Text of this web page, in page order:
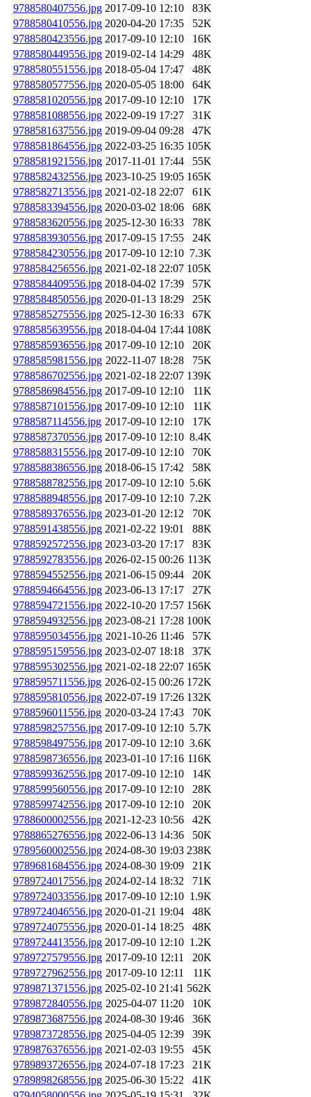
9788580407556.jpg 2017-09-10 12:10
83K
9788580410556.jpg 2020-04-20 17:35
52K
9788580423556.jpg 2017-09-10 12:10
16K
9788580449556.jpg 2019-02-14 14:29
48K
9788580551556.jpg 2018-05-04 17:47
48K
9788580577556.jpg 2020-05-05 18:00
64K
9788581020556.jpg 2017-09-10 12:10
17K
9788581088556.jpg 2022-09-19 17:27
31K
9788581637556.jpg 2019-09-04 09:28
47K
9788581864556.jpg 2022-03-25 16:35 105K
9788581921556.jpg 2017-11-01 17:44
55K
9788582432556.jpg 2023-10-25 19:05 165K
9788582713556.jpg 2021-02-18 22:07
61K
9788583394556.jpg 2020-03-02 18:06
68K
9788583620556.jpg 2025-12-30 16:33
78K
9788583930556.jpg 2017-09-15 17:55
24K
9788584230556.jpg 2017-09-10 12:10 7.3K
9788584256556.jpg 2021-02-18 22:07 105K
9788584409556.jpg 2018-04-02 17:39
57K
9788584850556.jpg 2020-01-13 18:29
25K
9788585275556.jpg 2025-12-30 16:33
67K
9788585639556.jpg 2018-04-04 17:44 108K
9788585936556.jpg 2017-09-10 12:10
20K
9788585981556.jpg 2022-11-07 18:28
75K
9788586702556.jpg 2021-02-18 22:07 139K
9788586984556.jpg 2017-09-10 12:10
11K
9788587101556.jpg 2017-09-10 12:10
11K
9788587114556.jpg 2017-09-10 12:10
17K
9788587370556.jpg 2017-09-10 12:10 8.4K
9788588315556.jpg 2017-09-10 12:10
70K
9788588386556.jpg 2018-06-15 17:42
58K
9788588782556.jpg 2017-09-10 12:10 5.6K
9788588948556.jpg 2017-09-10 12:10 7.2K
9788589376556.jpg 2023-01-20 12:12
70K
9788591438556.jpg 2021-02-22 19:01
88K
9788592572556.jpg 2023-03-20 17:17
83K
9788592783556.jpg 2026-02-15 00:26 113K
9788594552556.jpg 2021-06-15 09:44
20K
9788594664556.jpg 2023-06-13 17:17
27K
9788594721556.jpg 2022-10-20 17:57 156K
9788594932556.jpg 2023-08-21 17:28 100K
9788595034556.jpg 2021-10-26 11:46
57K
9788595159556.jpg 2023-02-07 18:18
37K
9788595302556.jpg 2021-02-18 22:07 165K
9788595711556.jpg 2026-02-15 00:26 172K
9788595810556.jpg 2022-07-19 17:26 132K
9788596011556.jpg 2020-03-24 17:43
70K
9788598257556.jpg 2017-09-10 12:10 5.7K
9788598497556.jpg 2017-09-10 12:10 3.6K
9788598736556.jpg 2023-01-10 17:16 116K
9788599362556.jpg 2017-09-10 12:10
14K
9788599560556.jpg 2017-09-10 12:10
28K
9788599742556.jpg 2017-09-10 12:10
20K
9788600002556.jpg 2021-12-23 10:56
42K
9788865276556.jpg 2022-06-13 14:36
50K
9789560002556.jpg 2024-08-30 19:03 238K
9789681684556.jpg 2024-08-30 19:09
21K
9789724017556.jpg 2024-02-14 18:32
71K
9789724033556.jpg 2017-09-10 12:10 1.9K
9789724046556.jpg 2020-01-21 19:04
48K
9789724075556.jpg 2020-01-14 18:25
48K
9789724413556.jpg 2017-09-10 12:10 1.2K
9789727579556.jpg 2017-09-10 12:11
20K
9789727962556.jpg 2017-09-10 12:11
11K
9789871371556.jpg 2025-02-10 21:41 562K
9789872840556.jpg 2025-04-07 11:20
10K
9789873687556.jpg 2024-08-30 19:46
36K
9789873728556.jpg 2025-04-05 12:39
39K
9789876376556.jpg 2021-02-03 19:55
45K
9789893726556.jpg 2024-07-18 17:23
21K
9789898268556.jpg 2025-06-30 15:22
41K